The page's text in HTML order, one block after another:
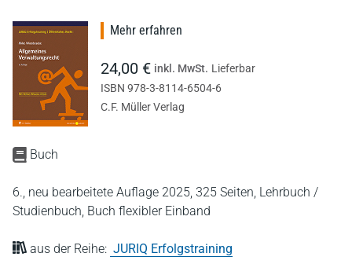
Buch
6., neu bearbeitete Auflage 2025, 325 Seiten, Lehrbuch /
Studienbuch, Buch flexibler Einband
aus der Reihe: JURIQ Erfolgstraining
Mehr erfahren
24,00 € inkl. MwSt. Lieferbar
ISBN 978-3-8114-6504-6
C.F. Müller Verlag